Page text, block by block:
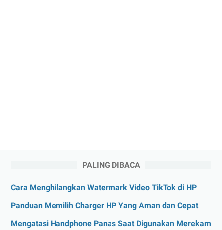
PALING DIBACA
Cara Menghilangkan Watermark Video TikTok di HP
Panduan Memilih Charger HP Yang Aman dan Cepat
Mengatasi Handphone Panas Saat Digunakan Merekam